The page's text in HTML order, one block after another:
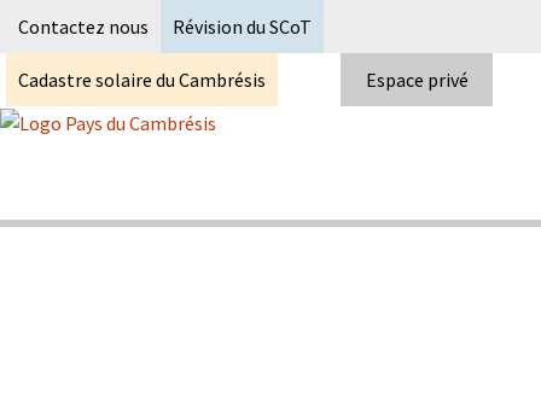
Contactez nous Révision du SCoT
Cadastre solaire du Cambrésis Espace privé